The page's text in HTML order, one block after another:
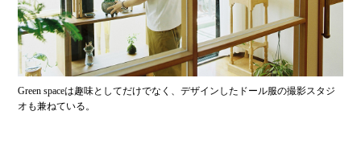
Green spaceは趣味としてだけでなく、デザインしたドール服の撮影スタジ
オも兼ねている。